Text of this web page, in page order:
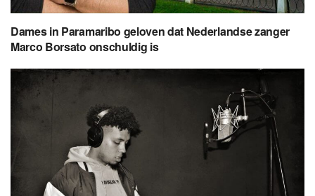
Dames in Paramaribo geloven dat Nederlandse zanger
Marco Borsato onschuldig is